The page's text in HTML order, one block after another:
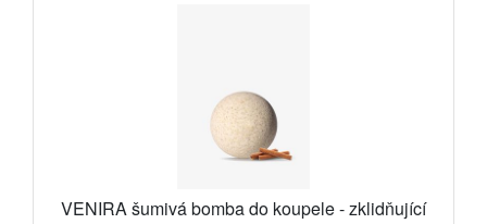
VENIRA šumivá bomba do koupele - zklidňující